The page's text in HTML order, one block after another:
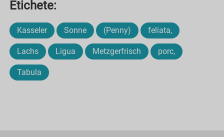
Etichete:
Kasseler Sonne (Penny) feliata,
Lachs Ligua Metzgerfrisch porc,
Tabula